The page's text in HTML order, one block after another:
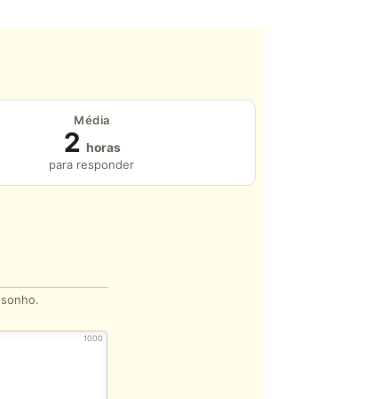
Média
2 horas
para responder
1000